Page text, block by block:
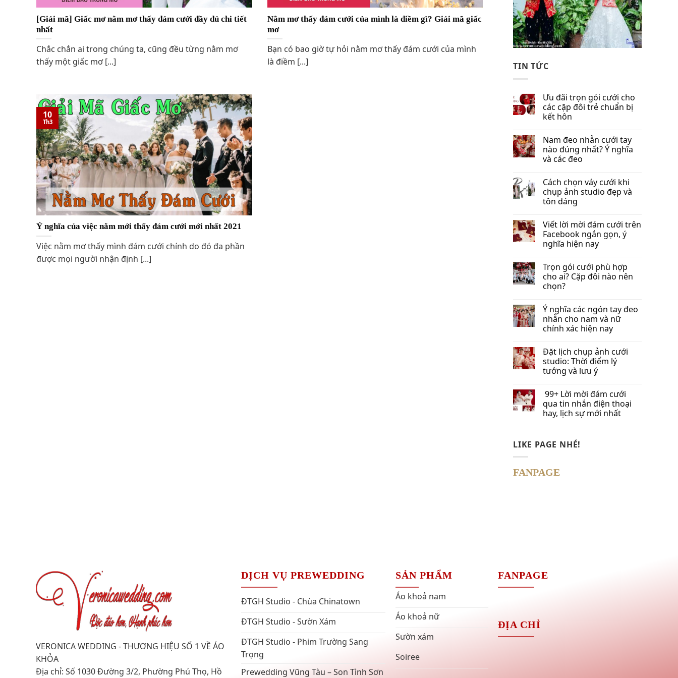
[Giải mã] Giấc mơ nằm mơ thấy đám cưới đầy đủ chi tiết
nhất
Chắc chắn ai trong chúng ta, cũng đều từng nằm mơ
thấy một giấc mơ [...]
Nằm mơ thấy đám cưới của mình là điềm gì? Giải mã giấc
mơ
Bạn có bao giờ tự hỏi nằm mơ thấy đám cưới của mình
là điềm [...]
Ý nghĩa của việc nằm mới thấy đám cưới mới nhất 2021
Việc nằm mơ thấy mình đám cưới chính do đó đa phần
được mọi người nhận định [...]
10
Th3
TIN TỨC
Ưu đãi trọn gói cưới cho
các cặp đôi trẻ chuẩn bị
kết hôn
Nam đeo nhẫn cưới tay
nào đúng nhất​? Ý nghĩa
và các đeo
Cách chọn váy cưới khi
chụp ảnh studio đẹp và
tôn dáng
Viết lời mời đám cưới trên
Facebook​ ngắn gọn, ý
nghĩa hiện nay
Trọn gói cưới phù hợp
cho ai? Cặp đôi nào nên
chọn?
Ý nghĩa các ngón tay đeo
nhẫn cho nam và nữ
chính xác hiện nay
Đặt lịch chụp ảnh cưới
studio: Thời điểm lý
tưởng và lưu ý
99+ Lời mời đám cưới
qua tin nhắn​ điện thoại
hay, lịch sự mới nhất
LIKE PAGE NHÉ!
FANPAGE
VERONICA WEDDING - THƯƠNG HIỆU SỐ 1 VỀ ÁO
KHỎA
Địa chỉ: Số 1030 Đường 3/2, Phường Phú Thọ, Hồ
DỊCH VỤ PREWEDDING
ĐTGH Studio - Chùa Chinatown
ĐTGH Studio - Sườn Xám
ĐTGH Studio - Phim Trường Sang
Trọng
Prewedding Vũng Tàu – Son Tình Sơn
SẢN PHẨM
Áo khoả nam
Áo khoả nữ
Sườn xám
Soiree
FANPAGE
ĐỊA CHỈ